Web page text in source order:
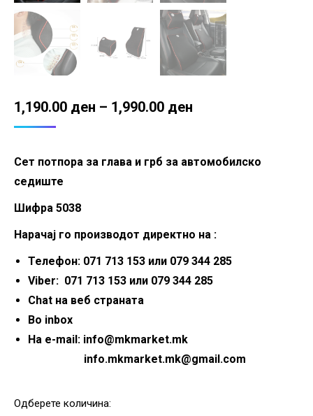
1,190.00 ден – 1,990.00 ден
through
Сет потпора за глава и грб за автомобилско
седиште
Шифра 5038
Нарачај го производот директно на :
Телефон: 071 713 153 или 079 344 285
Viber: 071 713 153 или 079 344 285
Chat на веб страната
Во inbox
На e-mail: info@mkmarket.mk
info.mkmarket.mk@gmail.com
Одберете количина: